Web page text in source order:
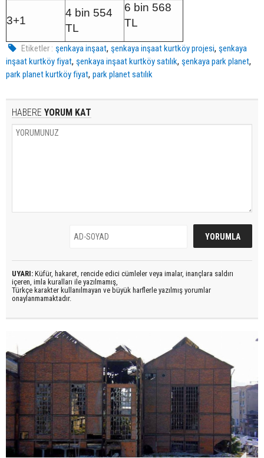
3+1
4 bin 554
TL
6 bin 568
TL
Etiketler : şenkaya inşaat,şenkaya inşaat kurtköy projesi,şenkaya
inşaat kurtköy fiyat, şenkaya inşaat kurtköy satılık, şenkaya park planet,
park planet kurtköy fiyat, park planet satılık
HABERE YORUM KAT
UYARI: Küfür, hakaret, rencide edici cümleler veya imalar, inançlara saldırı
içeren, imla kuralları ile yazılmamış,
Türkçe karakter kullanılmayan ve büyük harflerle yazılmış yorumlar
onaylanmamaktadır.